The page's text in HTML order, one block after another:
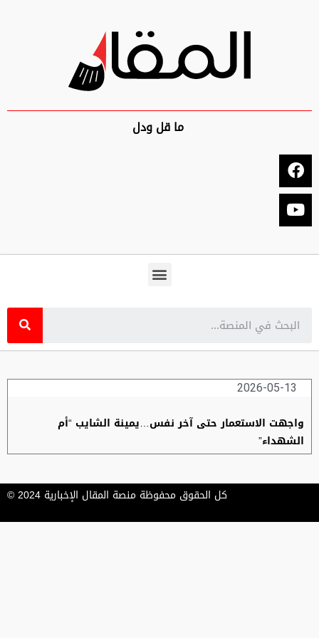
ما قل ودل
2026-05-13
واجهت الاستعمار حتى آخر نفس…يمينة الشايب “أم
الشهداء”
كل الحقوق محفوظة منصة المقال الإخبارية 2024 ©